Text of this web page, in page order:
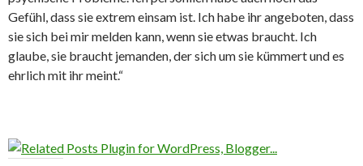
Gefühl, dass sie extrem einsam ist. Ich habe ihr angeboten, dass
sie sich bei mir melden kann, wenn sie etwas braucht. Ich
glaube, sie braucht jemanden, der sich um sie kümmert und es
ehrlich mit ihr meint.“